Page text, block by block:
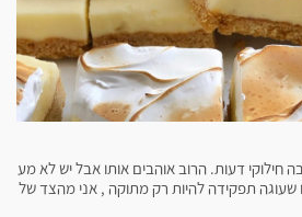
חילוקי דעות. הרוב אוהבים אותו אבל יש לא מע
שעוגה תפקידה להיות רק מתוקה , אני מהצד של